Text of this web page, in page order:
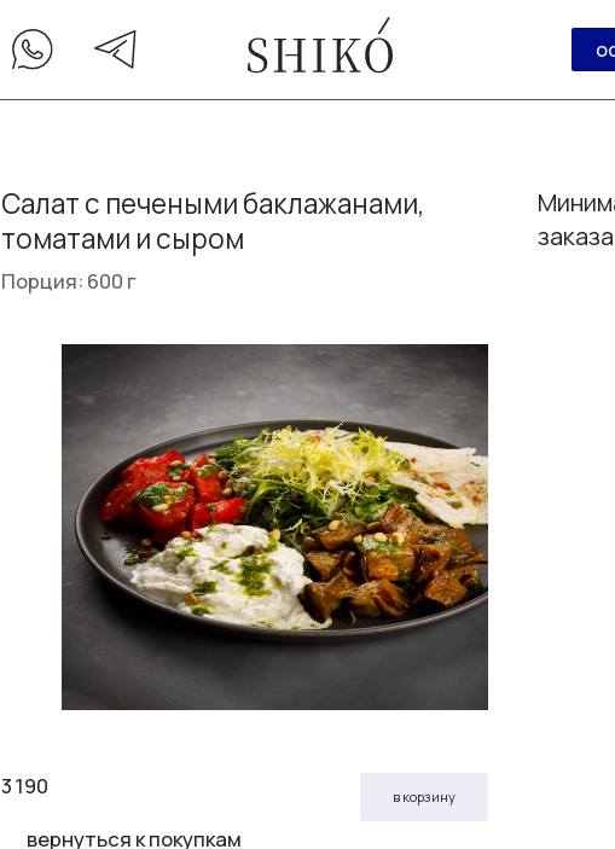
Салат с печеными баклажанами,
томатами и сыром
Порция: 600 г
3 190 в корзину
вернуться к покупкам